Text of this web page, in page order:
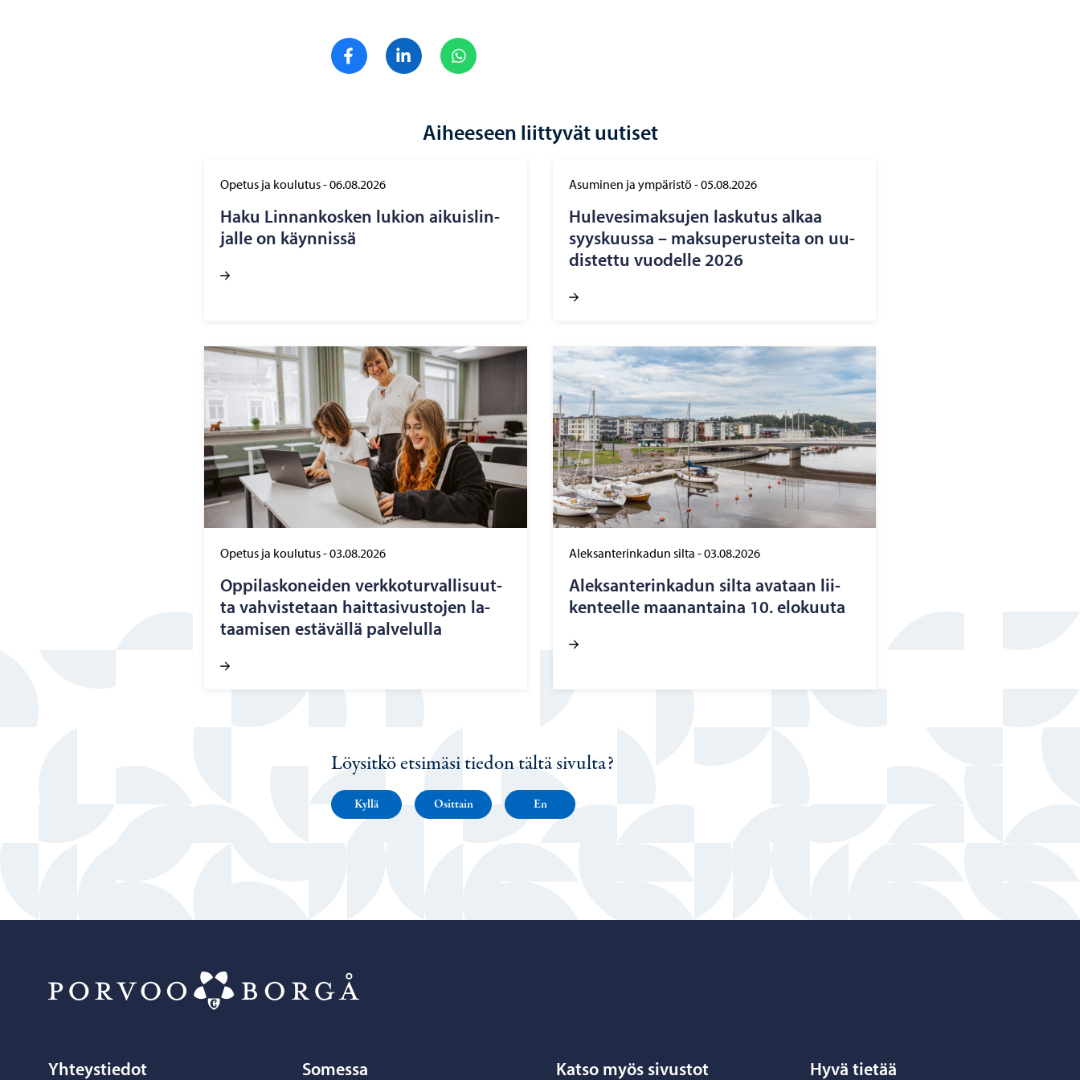
Jaa FacebookJaa LinkedIn
Aiheeseen liittyvät uutiset
Opetus ja koulutus-06.08.2026
Haku Lin­nan­kos­ken lu­kion ai­kuis­lin­
jal­le on käyn­nis­sä
Asuminen ja ympäristö-05.08.2026
Hu­le­ve­si­mak­su­jen las­ku­tus alkaa
syys­kuus­sa – mak­su­pe­rus­tei­ta on uu­
dis­tet­tu vuo­del­le 2026
Opetus ja koulutus-03.08.2026
Op­pi­las­ko­nei­den verk­ko­tur­val­li­suut­
ta vah­vis­te­taan hait­ta­si­vus­to­jen la­
taa­mi­sen es­tä­väl­lä pal­ve­lul­la
Aleksanterinkadun silta -03.08.2026
Alek­san­te­rin­ka­dun silta ava­taan lii­
ken­teel­le maa­nan­tai­na 10. elo­kuu­ta
Löysitkö etsimäsi tiedon tältä sivulta?
Kyllä Osittain En
Yhteystiedot Somessa Katso myös sivustot Hyvä tietää